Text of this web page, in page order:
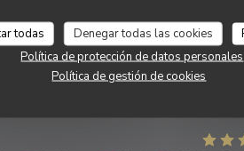
todas Denegar todas las cookies
Política de protección de datos personales
Política de gestión de cookies
Ambiente:5/5 Menú:5/5 Calidad /